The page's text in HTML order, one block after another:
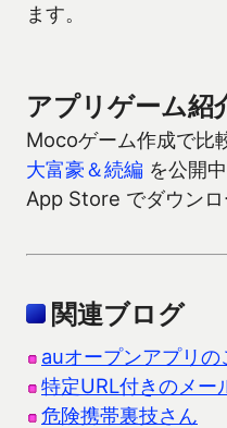
ます。
アプリゲーム紹
Mocoゲーム作成で比
大富豪＆続編 を公開
App Store でダウンロ
関連ブログ
auオープンアプリの
特定URL付きのメー
危険携帯裏技さん